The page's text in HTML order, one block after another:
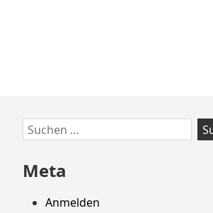
Zum
Footer
springen
Suchen
nach:
Meta
Anmelden